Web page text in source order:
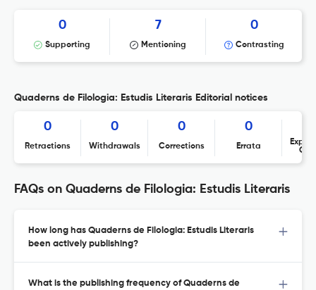
0
Supporting
7
Mentioning
0
Contrasting
Quaderns de Filologia: Estudis Literaris Editorial notices
0
Retractions
0
Withdrawals
0
Corrections
0
Errata
FAQs on Quaderns de Filologia: Estudis Literaris
How long has Quaderns de Filologia: Estudis Literaris
been actively publishing?
What is the publishing frequency of Quaderns de